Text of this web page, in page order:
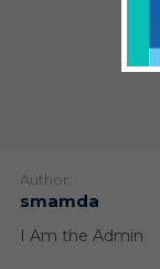
Author:
smamda
I Am the Admin